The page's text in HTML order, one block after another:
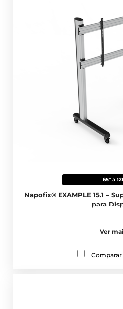
65" a
Napofix® EXAMPLE 15.1 –
para
Ver